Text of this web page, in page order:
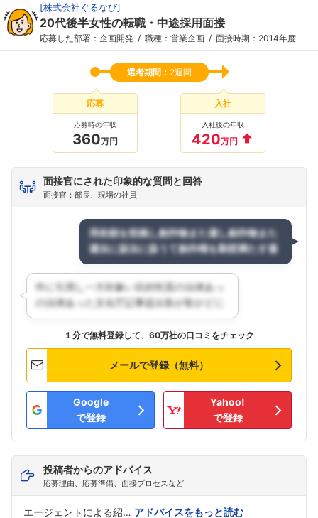
[株式会社ぐるなび]
20代後半女性の転職・中途採用面接
応募した部署：企画開発 職種：営業企画 面接時期：2014年度
選考期間： 2週間
応募
応募時の年収
360万円
入社
入社後の年収
420万円
面接官にされた印象的な質問と回答
面接官：部長、現場の社員
１分で無料登録して、60万社の口コミをチェック
メールで登録（無料）
Google
で登録
Yahoo!
で登録
投稿者からのアドバイス
応募理由、応募準備、面接プロセスなど
エージェントによる紹… アドバイスをもっと読む